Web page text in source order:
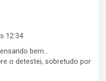
12:34
bem…
o detestei, sobretudo por